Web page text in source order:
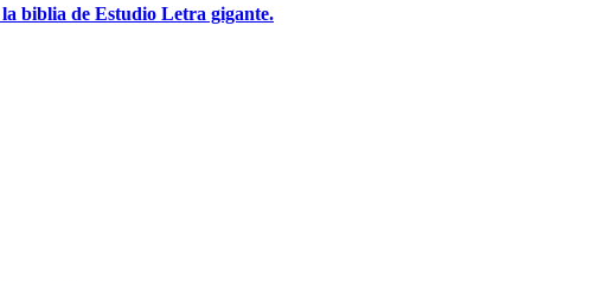
biblia de Estudio Letra gigante.